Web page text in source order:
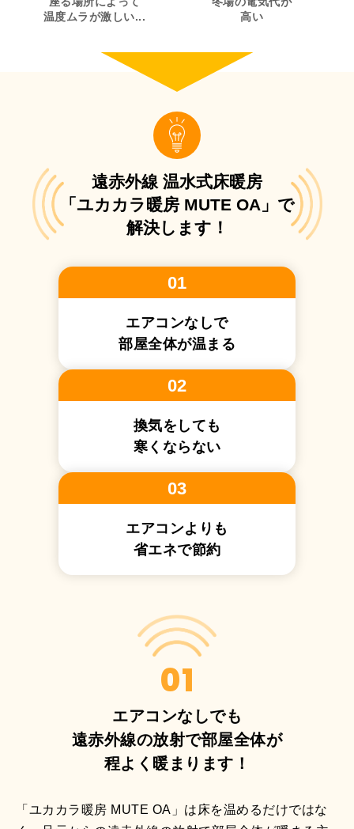
温度ムラが激しい...
高い
遠赤外線 温水式床暖房
「ユカカラ暖房 MUTE OA」で
解決します！
01
エアコンなしで
部屋全体が温まる
02
換気をしても
寒くならない
03
エアコンよりも
省エネで節約
01
エアコンなしでも
遠赤外線の放射で部屋全体が
程よく暖まります！
「ユカカラ暖房 MUTE OA」は床を温めるだけではな